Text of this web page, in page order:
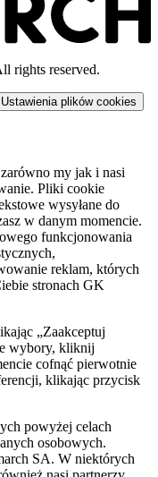
rights reserved.
Ustawienia plików cookies
my jak i nasi
Pliki cookie
wysyłane do
w danym momencie.
funkcjonowania
reklam, których
stronach GK
„Zaakceptuj
wybory, kliknij
cofnąć pierwotnie
klikając przycisk
powyżej celach
osobowych.
SA. W niektórych